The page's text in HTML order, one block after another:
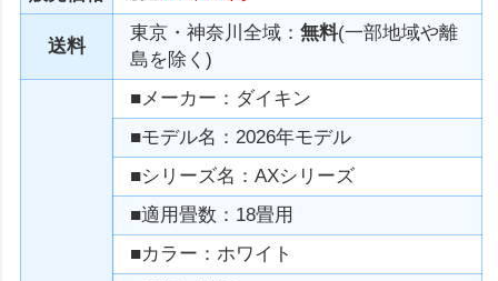
送料
東京・神奈川全域：無料(一部地域や離
島を除く)
■メーカー：ダイキン
■モデル名：2026年モデル
■シリーズ名：AXシリーズ
■適用畳数：18畳用
■カラー：ホワイト